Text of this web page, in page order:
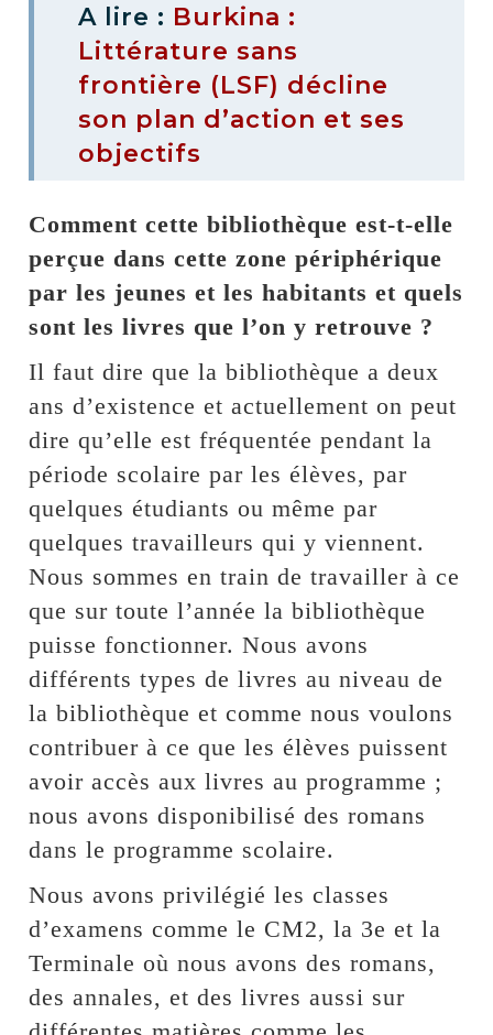
A lire : Burkina :
Littérature sans
frontière (LSF) décline
son plan d’action et ses
objectifs
Comment cette bibliothèque est-t-elle
perçue dans cette zone périphérique
par les jeunes et les habitants et quels
sont les livres que l’on y retrouve ?
Il faut dire que la bibliothèque a deux
ans d’existence et actuellement on peut
dire qu’elle est fréquentée pendant la
période scolaire par les élèves, par
quelques étudiants ou même par
quelques travailleurs qui y viennent.
Nous sommes en train de travailler à ce
que sur toute l’année la bibliothèque
puisse fonctionner. Nous avons
différents types de livres au niveau de
la bibliothèque et comme nous voulons
contribuer à ce que les élèves puissent
avoir accès aux livres au programme ;
nous avons disponibilisé des romans
dans le programme scolaire.
Nous avons privilégié les classes
d’examens comme le CM2, la 3e et la
Terminale où nous avons des romans,
des annales, et des livres aussi sur